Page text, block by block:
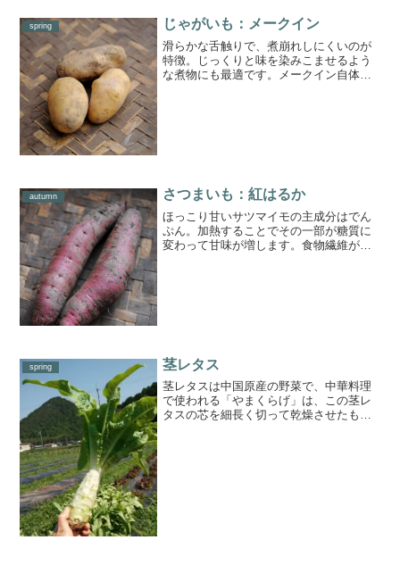
spring じゃがいも：メークイン
滑らかな舌触りで、煮崩れしにくいのが
特徴。じっくりと味を染みこませるよう
な煮物にも最適です。メークイン自体に
autumn さつまいも：紅はるか
ほっこり甘いサツマイモの主成分はでん
ぷん。加熱することでその一部が糖質に
変わって甘味が増します。食物繊維が豊
spring 茎レタス
茎レタスは中国原産の野菜で、中華料理
で使われる「やまくらげ」は、この茎レ
タスの芯を細長く切って乾燥させたもの